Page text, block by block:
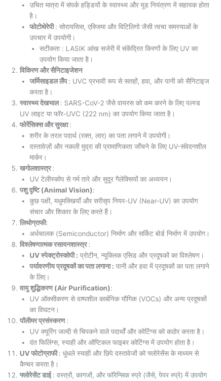
उचित मात्रा में संपर्क हड्डियों के स्वास्थ्य और मूड नियंत्रण में सहायक होता
है।
फोटोथेरेपी: सोरायसिस, एक्जिमा और विटिलिगो जैसी त्वचा समस्याओं के
उपचार में उपयोगी।
सटीकता : LASIK आंख सर्जरी में संकेंद्रित किरणों के लिए UV का
उपयोग किया जाता है।
विकिरण और सैनिटाइजेशन
जर्मिसाइडल लैंप: UVC प्रभावी रूप से सतहों, हवा, और पानी को सैनिटाइज
करता है।
स्वास्थ्य देखभाल: SARS-CoV-2 जैसे वायरस को कम करने के लिए पल्स्ड
UV लाइट या फॉर-UVC (222 nm) का उपयोग किया जाता है।
फोरेंसिक्स और सुरक्षा:
शरीर के तरल पदार्थ (रक्त, लार) का पता लगाने में उपयोगी।
दस्तावेज़ों और नकली मुद्रा की प्रामाणिकता जाँचने के लिए UV-संवेदनशील
मार्कर।
खगोलशास्त्र:
UV टेलीस्कोप से गर्म तारे और सुदूर गैलेक्सियों का अध्ययन।
पशु दृष्टि (Animal Vision):
कुछ पक्षी, मधुमक्खियाँ और सरीसृप नियर-UV (Near-UV) का उपयोग
संचार और शिकार के लिए करते हैं।
लिथोग्राफी:
अर्धचालक (Semiconductor) निर्माण और सर्किट बोर्ड निर्माण में उपयोग।
विश्लेषणात्मक रसायनशास्त्र:
UV स्पेक्ट्रोस्कोपी : प्रोटीन, न्यूक्लिक एसिड और प्रदूषकों का विश्लेषण।
पर्यावरणीय प्रदूषकों का पता लगाना : पानी और हवा में प्रदूषकों का पता लगाने
के लिए।
वायु शुद्धिकरण (Air Purification):
UV ऑक्सीकरण से वाष्पशील कार्बनिक यौगिक (VOCs) और अन्य प्रदूषकों
का विघटन।
पॉलीमर प्रसंस्करण:
UV क्यूरिंग जल्दी से चिपकने वाले पदार्थों और कोटिंग्स को कठोर करता है।
दंत फिलिंग्स, स्याही और ऑप्टिकल फाइबर कोटिंग्स में उपयोग होता है।
UV फोटोग्राफी: धुंधले स्याही और छिपे दस्तावेजों को फ्लोरेसेंस के माध्यम से
कैप्चर करता है।
फ्लोरेसेंट डाई: वस्त्रों, कागजों, और फॉरेन्सिक स्प्रे (जैसे, पेपर स्प्रे) में उपयोग